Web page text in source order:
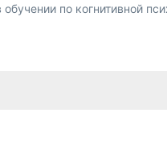
по когнитивной